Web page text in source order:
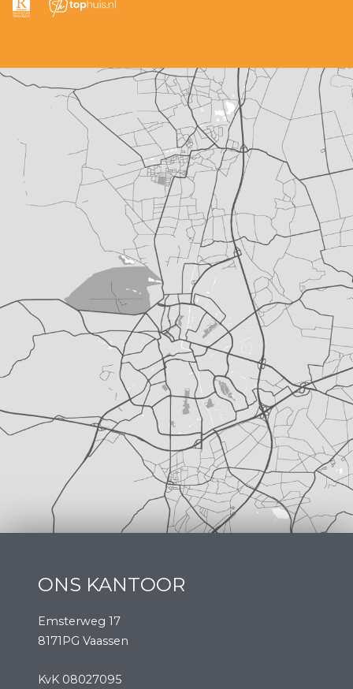
ONS KANTOOR
Emsterweg 17
8171PG Vaassen
KvK 08027095